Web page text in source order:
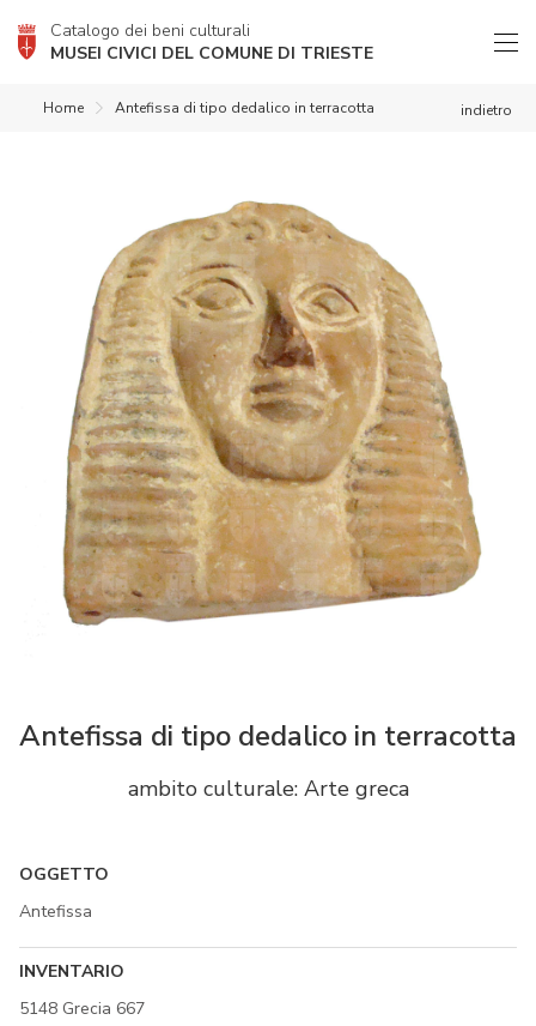
Catalogo dei beni culturali
MUSEI CIVICI DEL COMUNE DI TRIESTE
indietro
Home Antefissa di tipo dedalico in terracotta
Antefissa di tipo dedalico in terracotta
ambito culturale: Arte greca
OGGETTO
Antefissa
INVENTARIO
5148 Grecia 667